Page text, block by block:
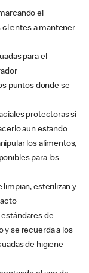
el
clientes a mantener
para el
puntos donde se
protectoras si
aun estando
los alimentos,
para los
limpian, esterilizan y
de
y se recuerda a los
de higiene